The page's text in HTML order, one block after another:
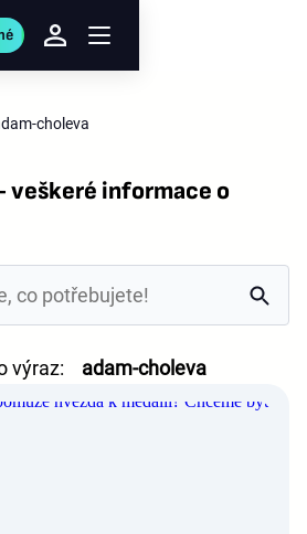
choleva
veškeré informace o
výraz: adam-choleva